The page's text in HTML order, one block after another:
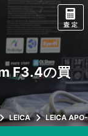
F3.4の買
LEICA LEICA